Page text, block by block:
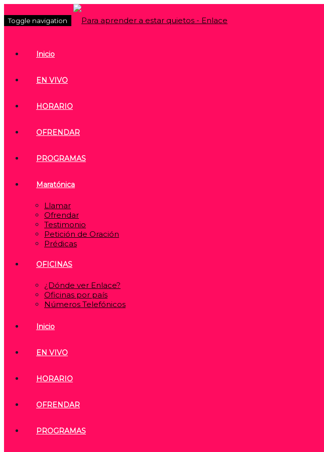
Toggle navigation
Inicio
EN VIVO
HORARIO
OFRENDAR
PROGRAMAS
Maratónica
Llamar
Ofrendar
Testimonio
Petición de Oración
Prédicas
OFICINAS
¿Dónde ver Enlace?
Oficinas por país
Números Telefónicos
Inicio
EN VIVO
HORARIO
OFRENDAR
PROGRAMAS